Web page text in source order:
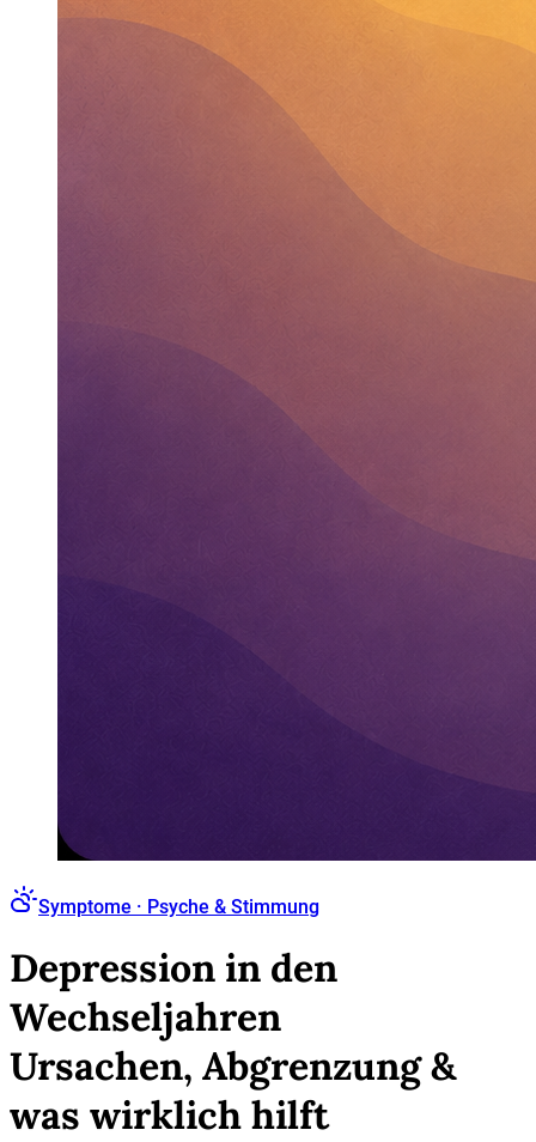
Symptome · Psyche & Stimmung
Depression in den
Wechseljahren
Ursachen, Abgrenzung &
was wirklich hilft